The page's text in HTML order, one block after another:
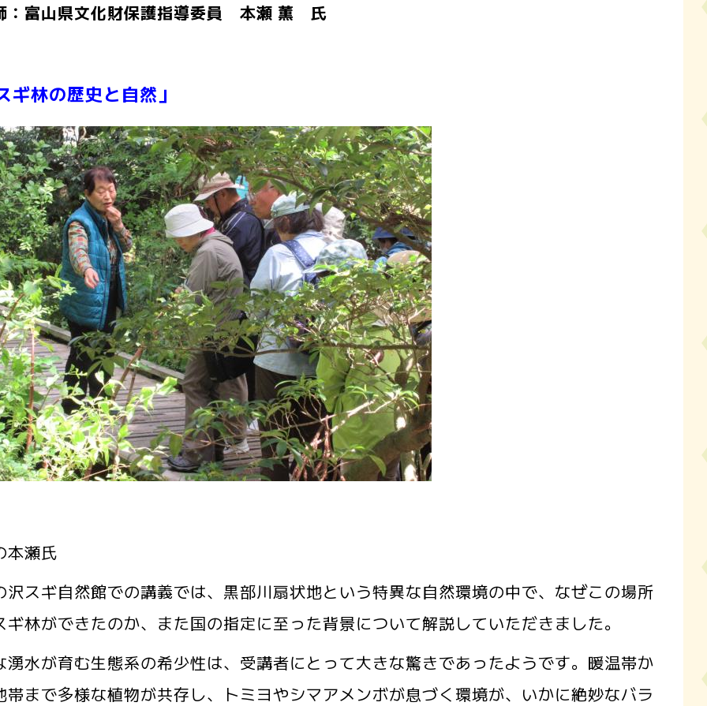
富山県文化財保護指導委員 本瀬 薫 氏
ギ林の歴史と自然」
本瀬氏
沢スギ自然館での講義では、黒部川扇状地という特異な自然環境の中で、なぜこの場所
ギ林ができたのか、また国の指定に至った背景について解説していただきました。
湧水が育む生態系の希少性は、受講者にとって大きな驚きであったようです。暖温帯か
帯まで多様な植物が共存し、トミヨやシマアメンボが息づく環境が、いかに絶妙なバラ